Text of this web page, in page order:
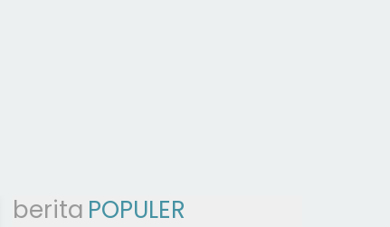
berita POPULER